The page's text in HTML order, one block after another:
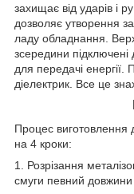
захищає від ударів і
дозволяє утворення
ладу обладнання.
зсередини підключені
для передачі енергії.
діелектрик. Все це
Процес виготовлення
на 4 кроки:
1. Розрізання
смуги певний